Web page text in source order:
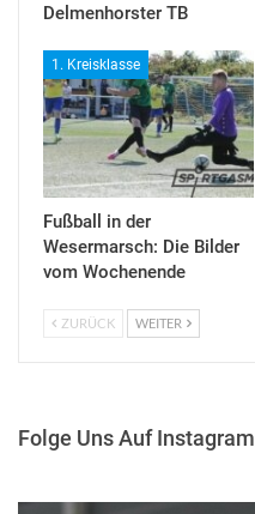
Delmenhorster TB
1. Kreisklasse
Fußball in der
Wesermarsch: Die Bilder
vom Wochenende
ZURÜCK WEITER
Folge Uns Auf Instagram